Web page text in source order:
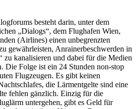
besteht darin, unter dem
„Dialogs“, dem Flughafen Wien,
(Airlines) einen unbegrenzten
gewährleisten, Anrainerbeschwerden in
zu kanalisieren und dabei für die Medien
Die Folge ist ein 24 Stunden non-stop
Flugzeugen. Es gibt keinen
die Lärmentgelte sind eine
fehlen gänzlich. Einzig für die
untergehen, gibt es Geld für